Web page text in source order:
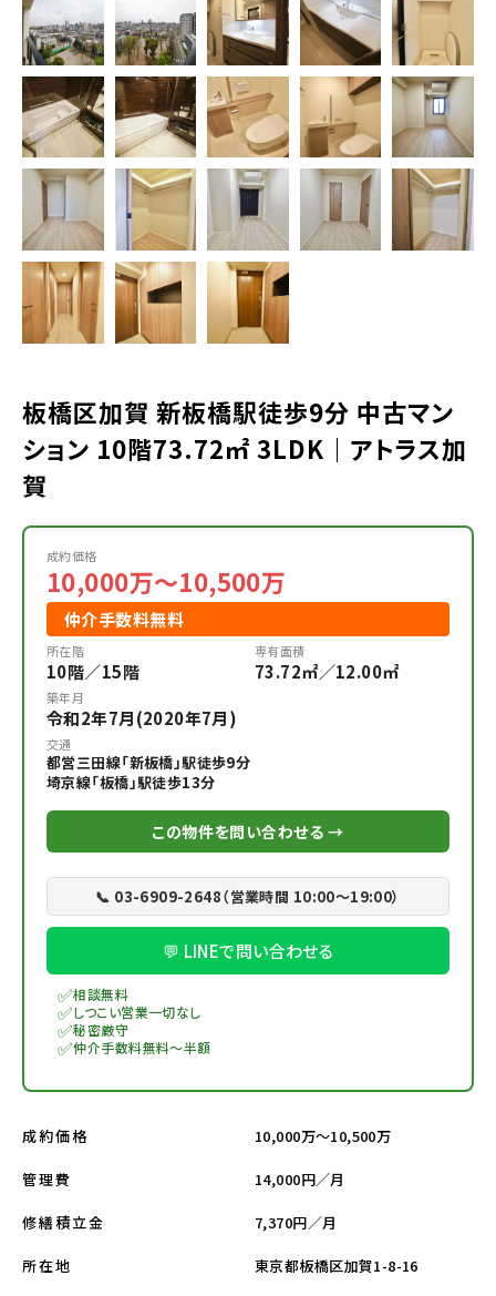
板橋区加賀 新板橋駅徒歩9分 中古マン
ション 10階73.72㎡ 3LDK｜アトラス加
賀
成約価格
10,000万～10,500万
仲介手数料無料
所在階
10階／15階
専有面積
73.72㎡／12.00㎡
築年月
令和2年7月(2020年7月)
交通
都営三田線「新板橋」駅徒歩9分
埼京線「板橋」駅徒歩13分
この物件を問い合わせる →
📞 03-6909-2648（営業時間 10:00〜19:00）
💬 LINEで問い合わせる
✅相談無料
✅しつこい営業一切なし
✅秘密厳守
✅仲介手数料無料～半額
成約価格 10,000万～10,500万
管理費 14,000円／月
修繕積立金 7,370円／月
所在地 東京都板橋区加賀1-8-16